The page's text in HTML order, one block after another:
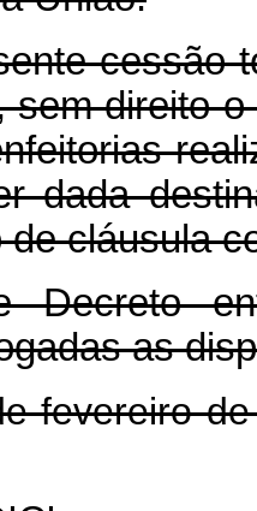
cessão
sem direito
dada
de cláusula
Decreto
as
fevereiro